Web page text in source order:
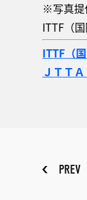
※写真提
ITTF（
ITTF（
ＪＴＴ
PREV